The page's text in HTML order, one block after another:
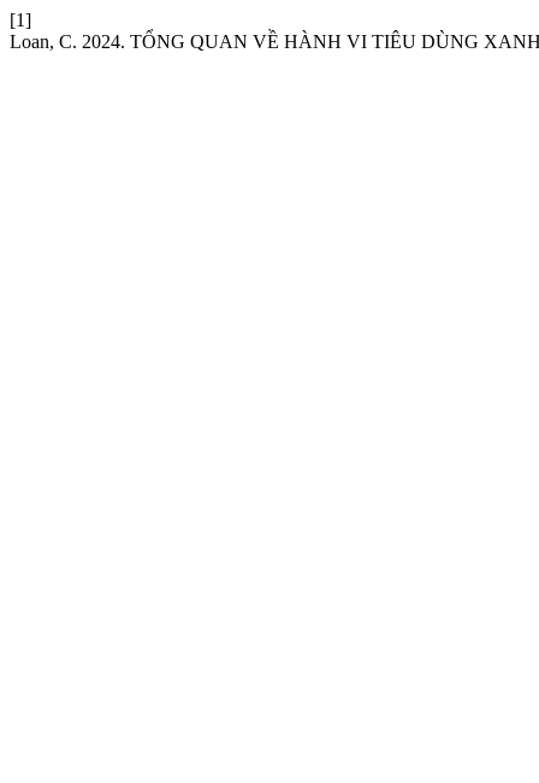
[1]
Loan, C. 2024. TỔNG QUAN VỀ HÀNH VI TIÊU DÙNG